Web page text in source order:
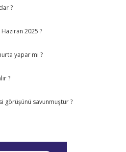
?
2025 ?
yapar mı ?
?
görüşünü savunmuştur ?